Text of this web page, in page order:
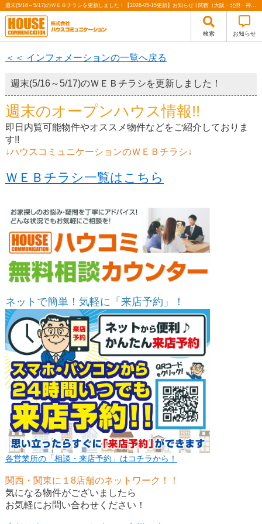
週末(5/16～5/17)のＷＥＢチラシを更新しました！【2026-05-15更新】お知らせ | 関西（大阪・北摂・神戸）・関東（東京）で不動産の購入・売却、注文住宅、リノベーションの事なら株式会社ハウスコミュニケーション
検索 お知らせ
＜＜ インフォメーションの一覧へ戻る
週末(5/16～5/17)のＷＥＢチラシを更新しました！
週末のオープンハウス情報!!
即日内覧可能物件やオススメ物件などをご紹介しておりま
す!!
↓ハウスコミュニケーションのＷＥＢチラシ↓
ＷＥＢチラシ一覧はこちら
ネットで簡単！気軽に「来店予約」！
各営業所の「相談・来店予約」はコチラから！
関西・関東に１8店舗のネットワーク！！
気になる物件がございましたら
お気軽にお問い合わせください！